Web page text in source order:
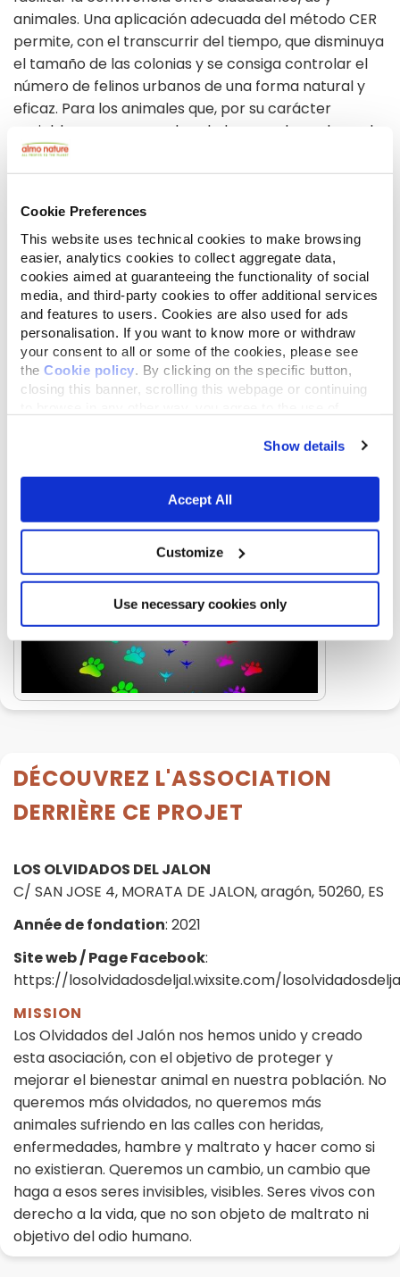
Cookie Preferences
This website uses technical cookies to make browsing
easier, analytics cookies to collect aggregate data,
cookies aimed at guaranteeing the functionality of social
media, and third-party cookies to offer additional services
and features to users. Cookies are also used for ads
personalisation. If you want to know more or withdraw
your consent to all or some of the cookies, please see
the Cookie policy . By clicking on the specific button,
closing this banner, scrolling this webpage or continuing
Show details
Accept All
Customize
Use necessary cookies only
animales. Una aplicación adecuada del método CER
permite, con el transcurrir del tiempo, que disminuya
el tamaño de las colonias y se consiga controlar el
número de felinos urbanos de una forma natural y
eficaz. Para los animales que, por su carácter
sociable o por causas de salud no puedan volver a la
colonia, se reforzará la colaboración con las
asociaciones de protección animal para promover
RÉSUMÉ DES PRINCIPAUX OBJECTIFS
ATTENDUS:
-Controlar el numero de gatos en la colonias
existentes -Mejorar su calidad de vida -Campaña de
vacunación y desparasitación -Aumentar en numero
de adopciones responsables -Concienciar a la
población del respeto a los animales
DÉCOUVREZ L'ASSOCIATION
DERRIÈRE CE PROJET
LOS OLVIDADOS DEL JALON
C/ SAN JOSE 4, MORATA DE JALON, aragón, 50260, ES
Année de fondation: 2021
Site web / Page Facebook:
https://losolvidadosdeljal.wixsite.com/
MISSION
Los Olvidados del Jalón nos hemos unido y creado
esta asociación, con el objetivo de proteger y
mejorar el bienestar animal en nuestra población. No
queremos más olvidados, no queremos más
animales sufriendo en las calles con heridas,
enfermedades, hambre y maltrato y hacer como si
no existieran. Queremos un cambio, un cambio que
haga a esos seres invisibles, visibles. Seres vivos con
derecho a la vida, que no son objeto de maltrato ni
objetivo del odio humano.